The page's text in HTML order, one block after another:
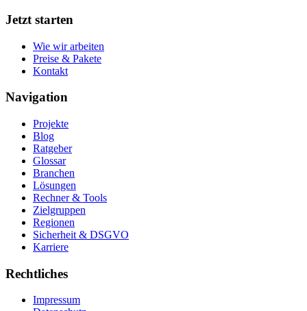
Jetzt starten
Wie wir arbeiten
Preise & Pakete
Kontakt
Navigation
Projekte
Blog
Ratgeber
Glossar
Branchen
Lösungen
Rechner & Tools
Zielgruppen
Regionen
Sicherheit & DSGVO
Karriere
Rechtliches
Impressum